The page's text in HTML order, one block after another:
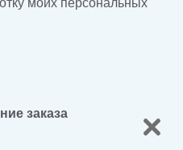
моих персональных
заказа